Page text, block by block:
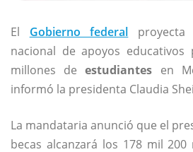
El Gobierno federal
nacional de apoyos
millones deestudiantes en
informó la presidenta Claudia
La mandataria anunció que el
becas alcanzará los 178 mil